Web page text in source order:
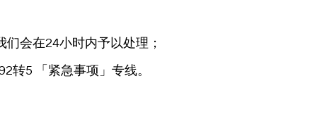
们会在24小时内予以处理；
转5 「紧急事项」专线。